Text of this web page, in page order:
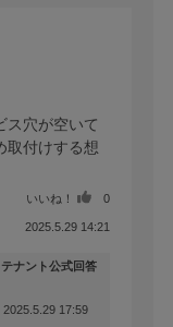
ス穴が空いて
取付けする想
いいね！ 0
2025.5.29 14:21
2025.5.29 17:59
テナント公式回答